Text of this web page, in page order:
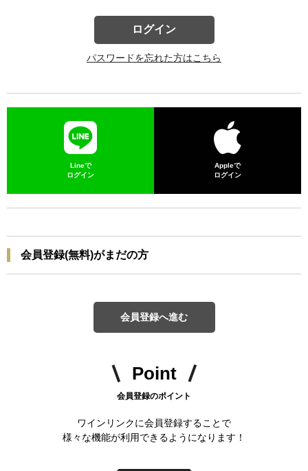
ログイン
パスワードを忘れた方はこちら
Lineで
ログイン
Appleで
ログイン
会員登録(無料)がまだの方
会員登録へ進む
Point
会員登録のポイント
ワインリンクに会員登録することで
様々な機能が利用できるようになります！